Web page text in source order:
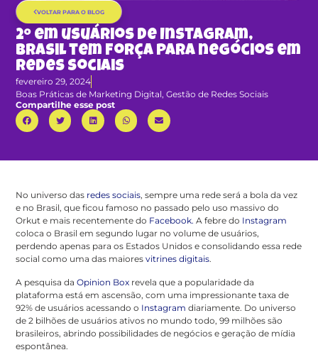
VOLTAR PARA O BLOG
2º em usuários de Instagram,
Brasil tem força para negócios em
redes sociais
fevereiro 29, 2024
Boas Práticas de Marketing Digital,Gestão de Redes Sociais
Compartilhe esse post
No universo das redes sociais, sempre uma rede será a bola da vez
e no Brasil, que ficou famoso no passado pelo uso massivo do
Orkut e mais recentemente do Facebook. A febre do Instagram
coloca o Brasil em segundo lugar no volume de usuários,
perdendo apenas para os Estados Unidos e consolidando essa rede
social como uma das maioresvitrines digitais.
A pesquisa daOpinion Box revela que a popularidade da
plataforma está em ascensão, com uma impressionante taxa de
92% de usuários acessando o Instagram diariamente. Do universo
de 2 bilhões de usuários ativos no mundo todo, 99 milhões são
brasileiros, abrindo possibilidades de negócios e geração de mídia
espontânea.